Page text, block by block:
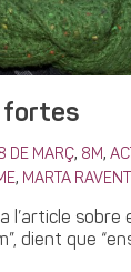
fortes
DE MARÇ, 8M,
, MARTA
l’article
dient que